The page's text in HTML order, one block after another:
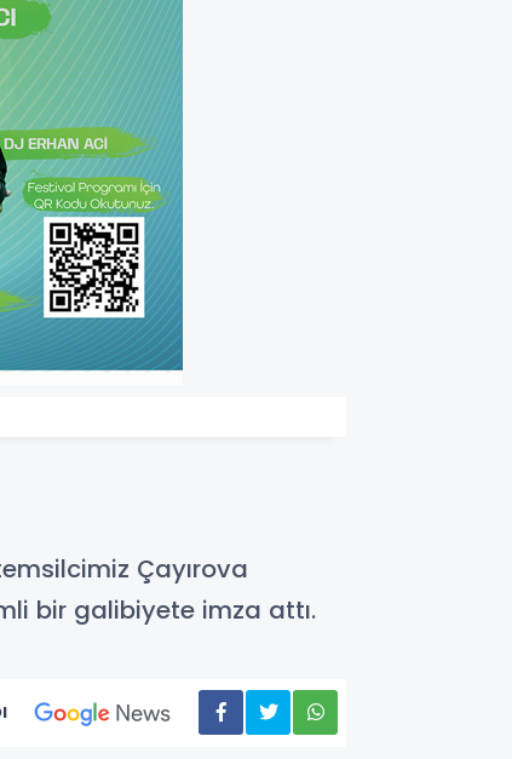
Çayırova
bir galibiyete imza attı.